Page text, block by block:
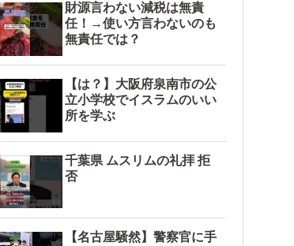
財源言わない減税は無責
任！→使い方言わないのも
無責任では？
【は？】大阪府泉南市の公
立小学校でイスラムのいい
所を学ぶ
千葉県 ムスリムの礼拝 拒
否
【名古屋騒然】警察官に手